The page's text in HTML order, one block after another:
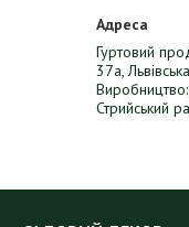
Гуртовий
37а,
Стрийський